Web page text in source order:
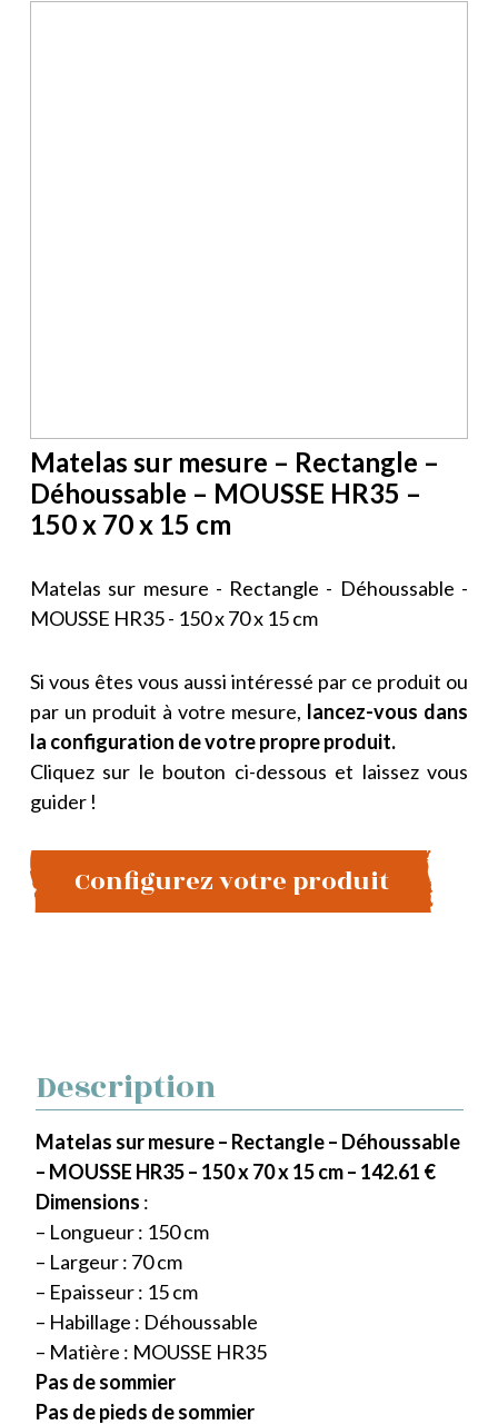
Matelas sur mesure – Rectangle –
Déhoussable – MOUSSE HR35 –
150 x 70 x 15 cm
Matelas sur mesure - Rectangle - Déhoussable -
MOUSSE HR35 - 150 x 70 x 15 cm
Si vous êtes vous aussi intéressé par ce produit ou
par un produit à votre mesure, lancez-vous dans
la configuration de votre propre produit.
Cliquez sur le bouton ci-dessous et laissez vous
guider !
Configurez votre produit
Description
Matelas sur mesure – Rectangle – Déhoussable
– MOUSSE HR35 – 150 x 70 x 15 cm – 142.61 €
Dimensions :
– Longueur : 150 cm
– Largeur : 70 cm
– Epaisseur : 15 cm
– Habillage : Déhoussable
– Matière : MOUSSE HR35
Pas de sommier
Pas de pieds de sommier